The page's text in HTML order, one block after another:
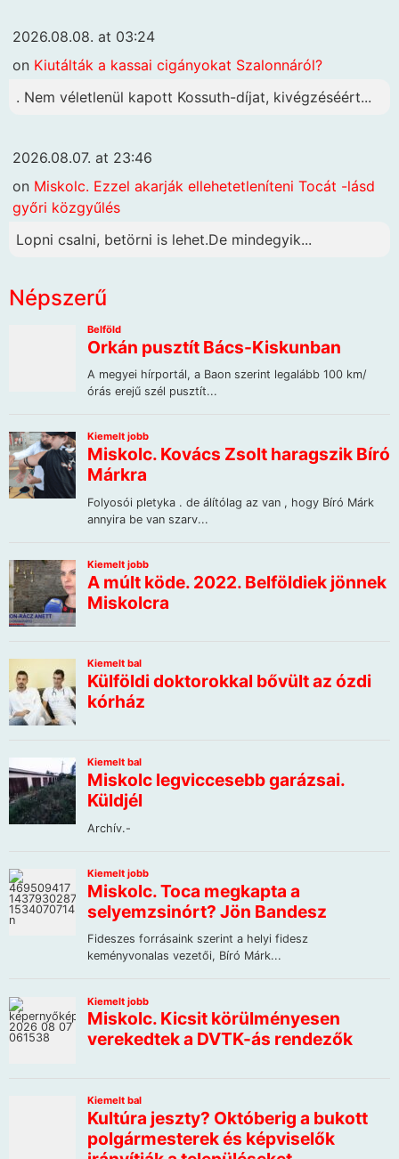
2026.08.08. at 03:24
on Kiutálták a kassai cigányokat Szalonnáról?
. Nem véletlenül kapott Kossuth-díjat, kivégzéséért...
2026.08.07. at 23:46
on Miskolc. Ezzel akarják ellehetetleníteni Tocát -lásd
győri közgyűlés
Lopni csalni, betörni is lehet.De mindegyik...
Népszerű